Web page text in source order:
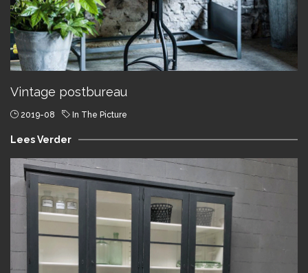
Vintage postbureau
2019-08 In The Picture
Lees Verder